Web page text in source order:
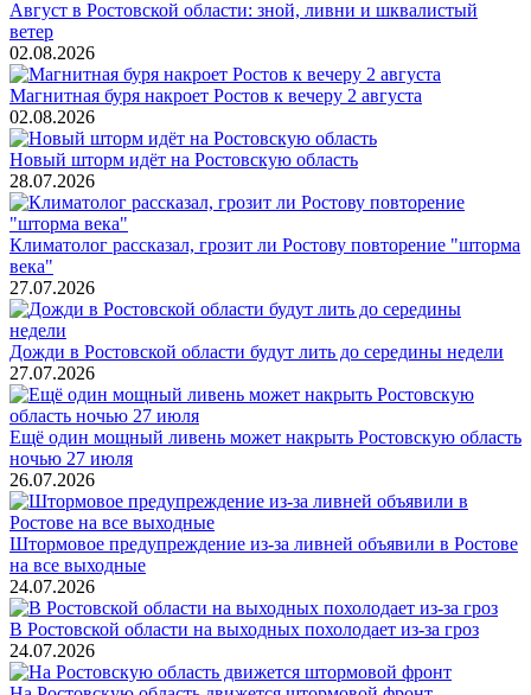
Август в Ростовской области: зной, ливни и шквалистый
ветер
02.08.2026
Магнитная буря накроет Ростов к вечеру 2 августа
02.08.2026
Новый шторм идёт на Ростовскую область
28.07.2026
Климатолог рассказал, грозит ли Ростову повторение "шторма
века"
27.07.2026
Дожди в Ростовской области будут лить до середины недели
27.07.2026
Ещё один мощный ливень может накрыть Ростовскую область
ночью 27 июля
26.07.2026
Штормовое предупреждение из-за ливней объявили в Ростове
на все выходные
24.07.2026
В Ростовской области на выходных похолодает из-за гроз
24.07.2026